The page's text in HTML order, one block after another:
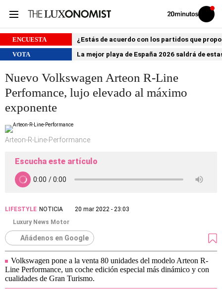
Volver
Iniciar
sesión
ENCUESTA
¿Estás de acuerdo con los partidos que
VOTA
La mejor playa de España 2026 saldrá de
Nuevo Volkswagen Arteon R-Line
Perfomance, lujo elevado al máximo
exponente
Arteon-R-Line-Performance
Escucha este artículo
LIFESTYLE NOTICIA
20 mar 2022 - 23:03
Luxury News Motor
Añádenos en Google
Volkswagen pone a la venta 80 unidades del modelo Arteon R-
Line Performance, un coche edición especial más dinámico y con
cualidades de Gran Turismo.